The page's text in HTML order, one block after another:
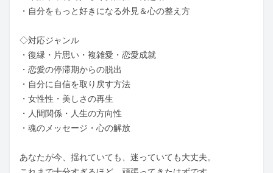
・自分をもっと好きになる外見＆心の整え方
◇対応ジャンル
・復縁・片思い・複雑愛・恋愛成就
・恋愛の停滞期からの脱出
・自分に自信を取り戻す方法
・女性性・美しさの再生
・人間関係・人生の方向性
・魂のメッセージ・心の解放
あなたが今、揺れていても、迷っていても大丈夫。